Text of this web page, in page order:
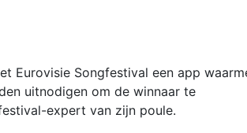
Eurovisie Songfestival een app
uitnodigen om de winnaar te
expert van zijn poule.